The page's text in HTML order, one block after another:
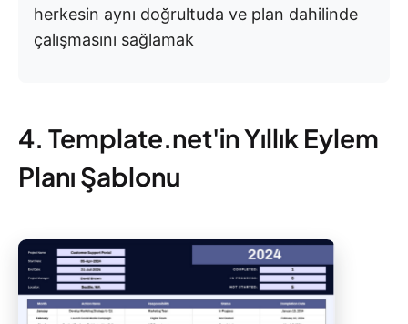
herkesin aynı doğrultuda ve plan dahilinde
çalışmasını sağlamak
4. Template.net'in Yıllık Eylem
Planı Şablonu